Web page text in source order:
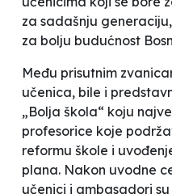
za sadašnju
za bolju budućnost
Među prisutnim
učenica, bile i
„Bolja škola“ koju
profesorice koje
reformu škole i
plana. Nakon uvodne
učenici i ambasadori